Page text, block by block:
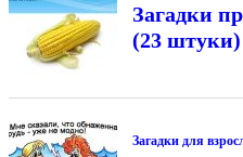
Загадки
(23 штуки)
Загадки для